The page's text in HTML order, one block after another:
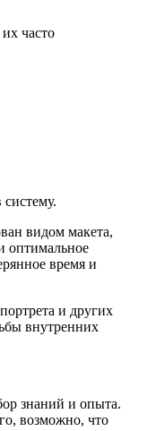
часто
видом макета,
оптимальное
время и
и других
внутренних
знаний и опыта.
возможно, что